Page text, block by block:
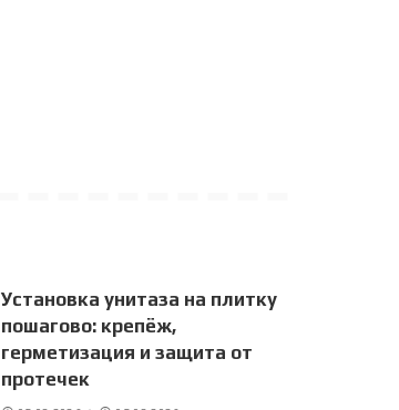
Установка унитаза на плитку
пошагово: крепёж,
герметизация и защита от
протечек